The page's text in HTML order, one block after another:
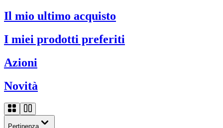
Il mio ultimo acquisto
I miei prodotti preferiti
Azioni
Novità
Pertinenza